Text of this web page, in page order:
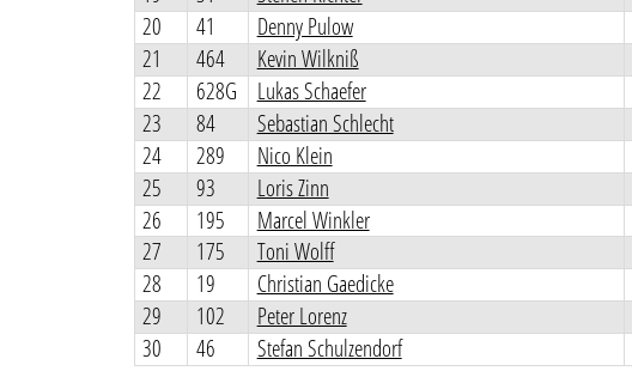
20
41 Denny Pulow
21
464 Kevin Wilkniß
22
628G Lukas Schaefer
23
84 Sebastian Schlecht
24
289 Nico Klein
25
93 Loris Zinn
26
195 Marcel Winkler
27
175 Toni Wolff
28
19 Christian Gaedicke
29
102 Peter Lorenz
30
46 Stefan Schulzendorf